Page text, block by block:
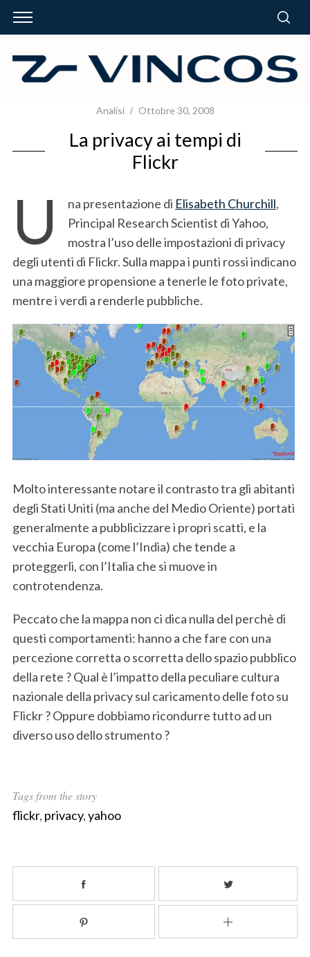
Analisi Ottobre 30, 2008
La privacy ai tempi di
Flickr
U na presentazione di Elisabeth Churchill,
Principal Research Scientist di Yahoo,
mostra l’uso delle impostazioni di privacy
degli utenti di Flickr. Sulla mappa i punti rossi indicano
una maggiore propensione a tenerle le foto private,
mentre i verdi a renderle pubbliche.
Molto interessante notare il contrasto tra gli abitanti
degli Stati Uniti (ma anche del Medio Oriente) portati
generalmente a pubblicizzare i propri scatti, e la
vecchia Europa (come l’India) che tende a
proteggerli, con l’Italia che si muove in
controtendenza.
Peccato che la mappa non ci dica nulla del perchè di
questi comportamenti: hanno a che fare con una
percezione corretta o scorretta dello spazio pubblico
della rete ? Qual è l’impatto della peculiare cultura
nazionale della privacy sul caricamento delle foto su
Flickr ? Oppure dobbiamo ricondurre tutto ad un
diverso uso dello strumento ?
Tags from the story
flickr, privacy,yahoo
a
c